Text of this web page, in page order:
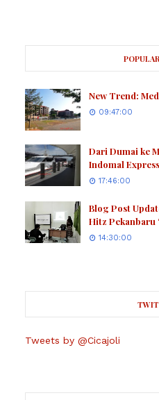
New Trend:
09:47:00
Dari Dumai ke
Indomal Express
17:46:00
Blog Post
Hitz Pekanbaru
14:30:00
Tweets by @Cicajoli